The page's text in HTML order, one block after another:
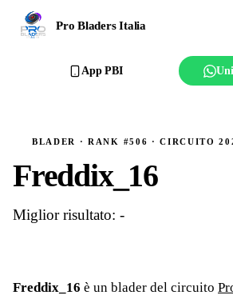
Pro Bladers Italia
Ranking
Regolamento
Affilia il club
App PBI
BLADER · RANK #506 · CIRCUITO
Freddix_16
Miglior risultato: -
Freddix_16 è un blader del circuito